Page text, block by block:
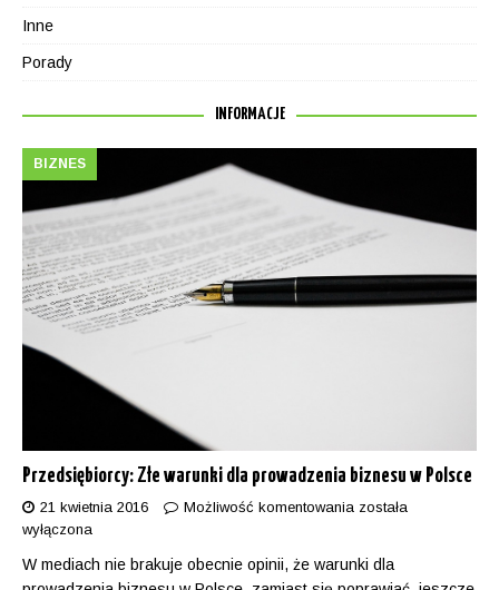
Inne
Porady
INFORMACJE
Przedsiębiorcy: Złe warunki dla prowadzenia biznesu w Polsce
BIZNES
21 kwietnia 2016 Możliwość komentowania została
wyłączona
W mediach nie brakuje obecnie opinii, że warunki dla